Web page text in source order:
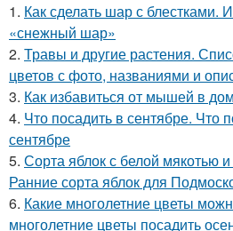
1. Как сделать шар с блестками.
«снежный шар»
2. Травы и другие растения.
цветов с фото, названиями и
3. Как избавиться от мышей в
4. Что посадить в сентябре. Что
сентябре
5. Сорта яблок с белой мякотью
Ранние сорта яблок для
6. Какие многолетние цветы
многолетние цветы посадить